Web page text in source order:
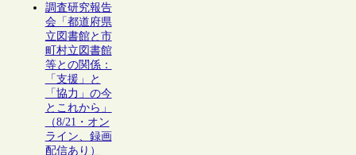
調査研究報告
会「都道府県
立図書館と市
町村立図書館
等との関係：
「支援」と
「協力」の今
とこれから」
（8/21・オン
ライン、録画
配信あり）